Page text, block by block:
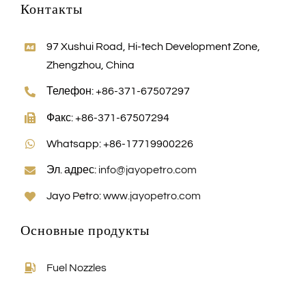
Контакты
97 Xushui Road, Hi-tech Development Zone,
Zhengzhou, China
Телефон: +86-371-67507297
Факс: +86-371-67507294
Whatsapp: +86-17719900226
Эл. адрес: info@jayopetro.com
Jayo Petro:www.jayopetro.com
Основные продукты
Fuel Nozzles